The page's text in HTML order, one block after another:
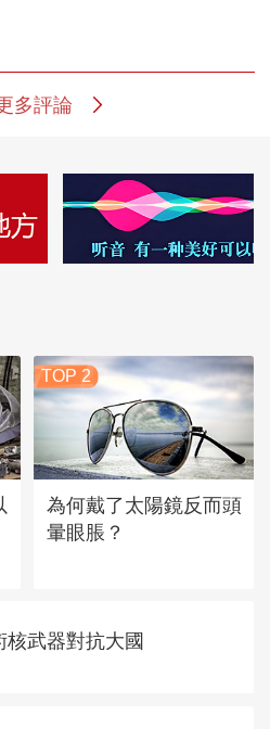
多評論
TOP 2
為何戴了太陽鏡反而頭
暈眼脹？
武器對抗大國